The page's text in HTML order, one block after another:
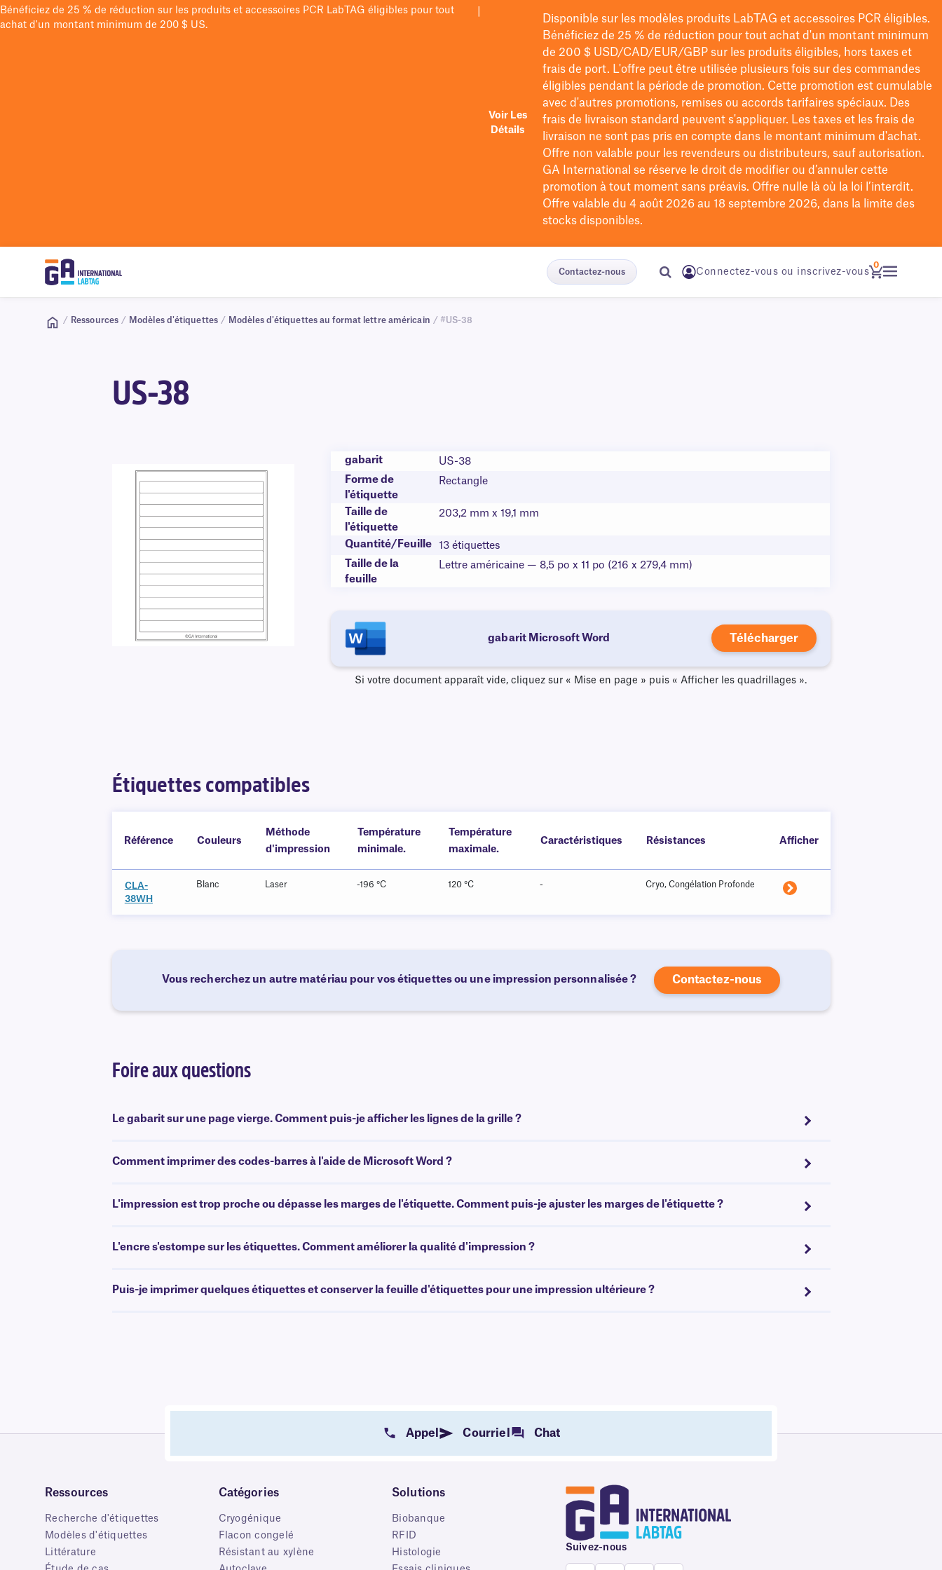
Bénéficiez de 25 % de réduction sur les produits et accessoires PCR LabTAG éligibles pour tout
achat d'un montant minimum de 200 $ US.
Voir Les
Détails
Disponible sur les modèles produits LabTAG et accessoires PCR éligibles.
Bénéficiez de 25 % de réduction pour tout achat d'un montant minimum
de 200 $USD/CAD/EUR/GBPsur les produits éligibles, hors taxes et
frais de port. L'offre peut être utilisée plusieurs fois sur des commandes
éligibles pendant la période de promotion. Cette promotion est cumulable
avec d'autres promotions, remises ou accords tarifaires spéciaux. Des
frais de livraison standard peuvent s'appliquer. Les taxes et les frais de
livraison ne sont pas pris en compte dans le montant minimum d'achat.
Offre non valable pour les revendeurs ou distributeurs, sauf autorisation.
GA International se réserve le droit de modifierou d’annuler cette
promotion à tout moment sans préavis. Offre nulle là où la loi l’interdit.
Offre valable du 4 août 2026 au 18 septembre 2026, dans la limite des
stocks disponibles.
Contactez-nous Connectez-vous ou inscrivez-vous
0
/ Ressources / Modèles d'étiquettes / Modèles d'étiquettes au format lettre américain / #US-38
US-38
gabarit
US-38
Forme de
l'étiquette
Rectangle
Taille de
l'étiquette
203,2 mm x 19,1 mm
Quantité/Feuille
13 étiquettes
Taille de la
feuille
Lettre américaine — 8,5 po x 11 po (216 x 279,4 mm)
gabarit Microsoft Word Télécharger
Si votre document apparaît vide, cliquez sur « Mise en page » puis « Afficher les quadrillages ».
Étiquettes compatibles
Référence Couleurs
Méthode
d'impression
Température
minimale.
Température
maximale.
Caractéristiques Résistances Afficher
CLA-
38WH
Blanc Laser -196 °C 120 °C - Cryo, Congélation Profonde
Vous recherchez un autre matériau pour vos étiquettes ou une impression personnalisée ? Contactez-nous
Foire aux questions
Le gabarit sur une page vierge. Comment puis-je afficher les lignes de la grille ?
Comment imprimer des codes-barres à l'aide de Microsoft Word ?
L'impression est trop proche ou dépasse les marges de l'étiquette. Comment puis-je ajuster les marges de l'étiquette ?
L'encre s'estompe sur les étiquettes. Comment améliorer la qualité d'impression ?
Puis-je imprimer quelques étiquettes et conserver la feuille d'étiquettes pour une impression ultérieure ?
Appel Courriel Chat
Ressources
Recherche d'étiquettes
Modèles d'étiquettes
Littérature
Catégories
Cryogénique
Flacon congelé
Résistant au xylène
Solutions
Biobanque
RFID
Histologie
Suivez-nous